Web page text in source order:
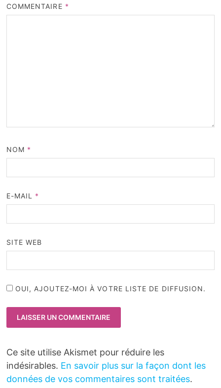
COMMENTAIRE *
NOM *
E-MAIL *
SITE WEB
OUI, AJOUTEZ-MOI À VOTRE LISTE DE DIFFUSION.
Ce site utilise Akismet pour réduire les
indésirables. En savoir plus sur la façon dont les
données de vos commentaires sont traitées.